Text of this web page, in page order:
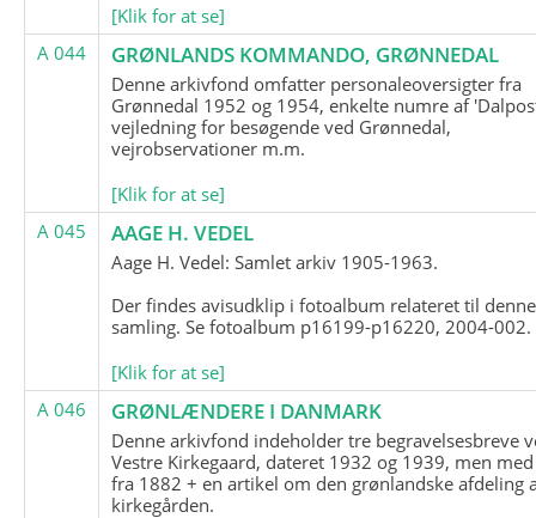
[Klik for at se]
A 044
GRØNLANDS KOMMANDO, GRØNNEDAL
Denne arkivfond omfatter personaleoversigter fra
Grønnedal 1952 og 1954, enkelte numre af
vejledning for besøgende ved Grønnedal,
vejrobservationer m.m.
[Klik for at se]
A 045
AAGE H. VEDEL
Aage H. Vedel: Samlet arkiv 1905-1963.
Der findes avisudklip i fotoalbum relateret til denne
samling. Se fotoalbum p16199-p16220, 2004-002.
[Klik for at se]
A 046
GRØNLÆNDERE I DANMARK
Denne arkivfond indeholder tre begravelsesbreve
Vestre Kirkegaard, dateret 1932 og 1939, men
fra 1882 + en artikel om den grønlandske afdeling
kirkegården.